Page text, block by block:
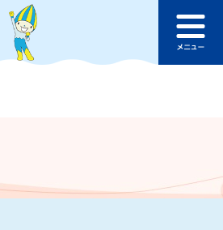
このページの本文へ
ュ